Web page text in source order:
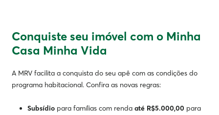
Conquiste seu imóvel com o Minha
Casa Minha Vida
A MRV facilita a conquista do seu apê com as condições do
programa habitacional. Confira as novas regras:
Subsídio para famílias com renda até R$5.000,00 para